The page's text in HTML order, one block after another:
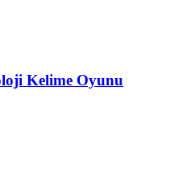
Kelime Oyunu